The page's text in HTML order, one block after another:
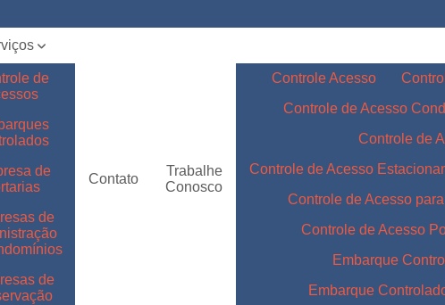
de
de
de
de
Contato
Trabalhe
Conosco
Controle Acesso
Controle de Acesso
Controle de
Controle de Acesso
Controle de Acesso
Controle de Acesso
Embarque
Embarque